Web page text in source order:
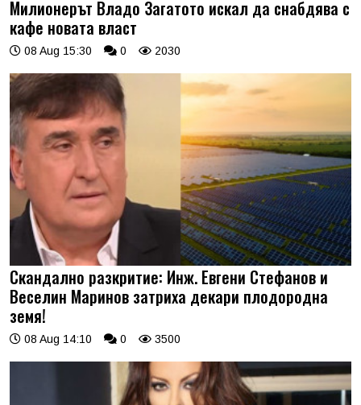
Милионерът Владо Загатото искал да снабдява с
кафе новата власт
08 Aug 15:30 0 2030
Скандално разкритие: Инж. Евгени Стефанов и
Веселин Маринов затриха декари плодородна
земя!
08 Aug 14:10 0 3500